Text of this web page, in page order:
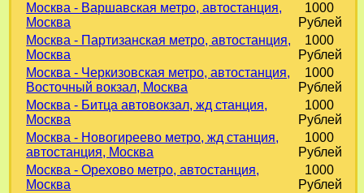
Москва - Варшавская метро, автостанция,
Москва
1000
Рублей
Москва - Партизанская метро, автостанция,
Москва
1000
Рублей
Москва - Черкизовская метро, автостанция,
Восточный вокзал, Москва
1000
Рублей
Москва - Битца автовокзал, жд станция,
Москва
1000
Рублей
Москва - Новогиреево метро, жд станция,
автостанция, Москва
1000
Рублей
Москва - Орехово метро, автостанция,
Москва
1000
Рублей